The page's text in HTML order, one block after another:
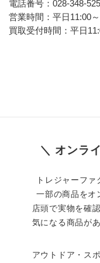
電話番号：028-348-
営業時間：平日11:00
買取受付時間：平日
＼ オンラ
トレジャーファ
一部の商品をオ
店頭で実物を確
気になる商品が
アウトドア・ス